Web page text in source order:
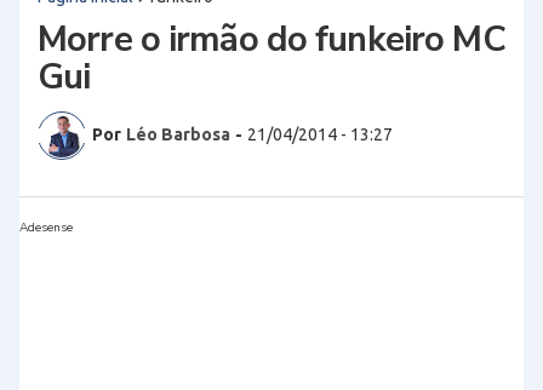
Morre o irmão do funkeiro MC
Gui
Por Léo Barbosa - 21/04/2014 - 13:27
Adesense